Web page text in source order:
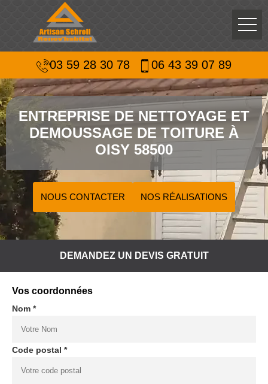
03 59 28 30 78 06 43 39 07 89
ENTREPRISE DE NETTOYAGE ET
DEMOUSSAGE DE TOITURE À
OISY 58500
NOUS CONTACTER NOS RÉALISATIONS
DEMANDEZ UN DEVIS GRATUIT
Vos coordonnées
Nom *
Code postal *